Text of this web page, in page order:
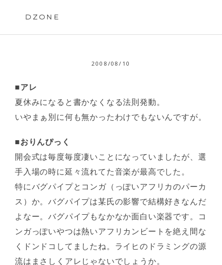
DZONE
2008/08/10
■アレ
夏休みになると書かなくなる法則発動。
いやまぁ別に何も無かったわけでもないんですが。
■おりんぴっく
開会式は毎度毎度凄いことになっていましたが、選
手入場の時に延々流れてた音楽が最高でした。
特にバグパイプとコンガ（っぽいアフリカのパーカ
ス）か。バグパイプは某氏の影響で結構好きなんだ
よなー。バグパイプもなかなか面白い楽器です。コ
ンガっぽいやつは熱いアフリカンビートを絶え間な
くドンドコしてましたね。ライヒのドラミングの源
流はまさしくアレじゃないでしょうか。